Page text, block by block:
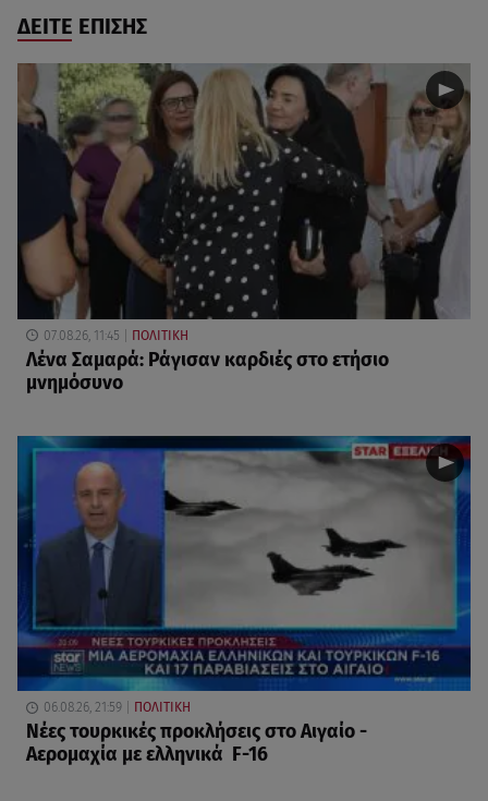
ΔΕΙΤΕ ΕΠΙΣΗΣ
07.08.26, 11:45 ΠΟΛΙΤΙΚΗ
Λένα Σαμαρά: Ράγισαν καρδιές στο ετήσιο
μνημόσυνο
06.08.26, 21:59 ΠΟΛΙΤΙΚΗ
Νέες τουρκικές προκλήσεις στο Αιγαίο -
Αερομαχία με ελληνικά F-16